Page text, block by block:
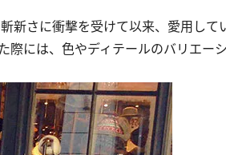
新さに衝撃を受けて以来、愛用して
には、色やディテールのバリエー